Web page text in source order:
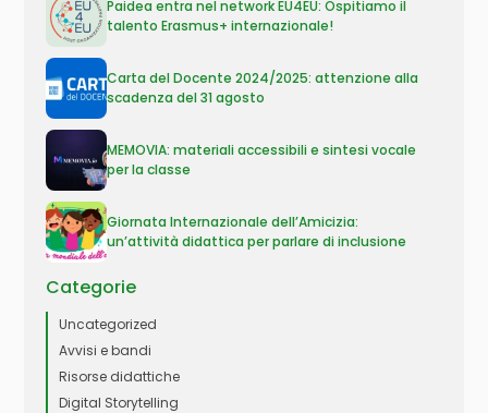
Paidea entra nel network EU4EU: Ospitiamo il
talento Erasmus+ internazionale!
Carta del Docente 2024/2025: attenzione alla
scadenza del 31 agosto
MEMOVIA: materiali accessibili e sintesi vocale
per la classe
Giornata Internazionale dell’Amicizia:
un’attività didattica per parlare di inclusione
Categorie
Uncategorized
Avvisi e bandi
Risorse didattiche
Digital Storytelling